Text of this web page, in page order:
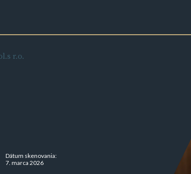
r.o.
Dátum skenovania:
7. marca 2026